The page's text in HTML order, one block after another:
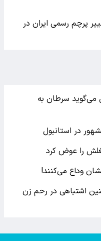
پرچم رسمی ایران در
سرطان به
در استانبول
را عوض کرد
وداع می‌کنند!
اشتباهی در رحم زن